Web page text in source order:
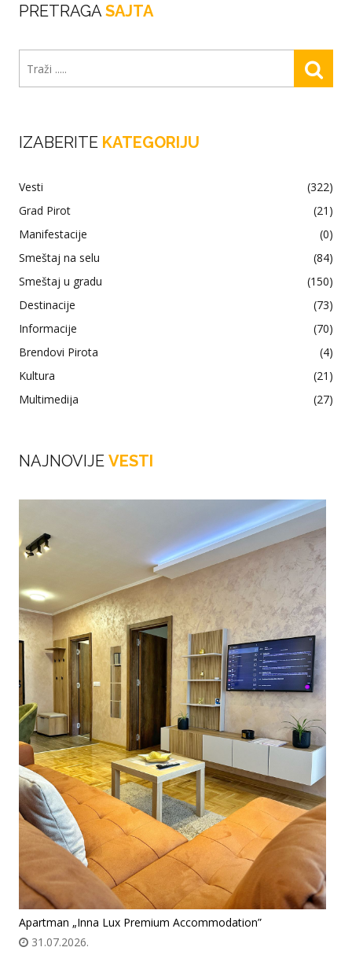
PRETRAGA SAJTA
IZABERITE KATEGORIJU
Vesti
(322)
Grad Pirot
(21)
Manifestacije
(0)
Smeštaj na selu
(84)
Smeštaj u gradu
(150)
Destinacije
(73)
Informacije
(70)
Brendovi Pirota
(4)
Kultura
(21)
Multimedija
(27)
NAJNOVIJE VESTI
Apartman „Inna Lux Premium Accommodation”
31.07.2026.